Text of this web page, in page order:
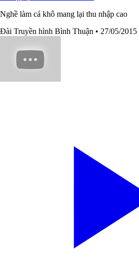
Nghề làm cá khô mang lại thu nhập cao
Đài Truyền hình Bình Thuận • 27/05/2015